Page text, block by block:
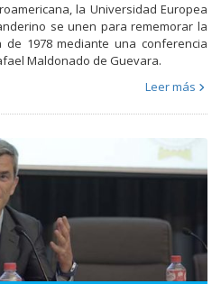
la Universidad Europea
se unen para rememorar la
1978 mediante una conferencia
Maldonado de Guevara.
Leer más